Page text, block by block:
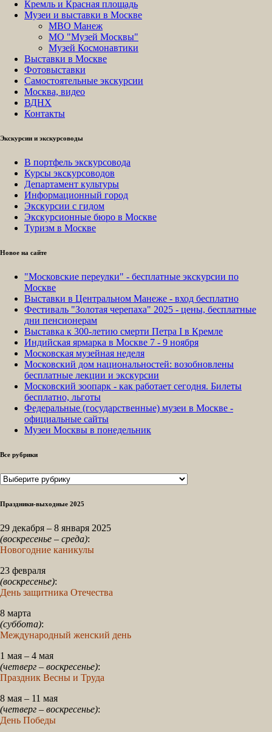
Кремль и Красная площадь
Музеи и выставки в Москве
МВО Манеж
МО "Музей Москвы"
Музей Космонавтики
Выставки в Москве
Фотовыставки
Самостоятельные экскурсии
Москва, видео
ВДНХ
Контакты
Экскурсии и экскурсоводы
В портфель экскурсовода
Курсы экскурсоводов
Департамент культуры
Информационный город
Экскурсии с гидом
Экскурсионные бюро в Москве
Туризм в Москве
Новое на сайте
"Московские переулки" - бесплатные экскурсии по
Москве
Выставки в Центральном Манеже - вход бесплатно
Фестиваль "Золотая черепаха" 2025 - цены, бесплатные
дни пенсионерам
Выставка к 300-летию смерти Петра I в Кремле
Индийская ярмарка в Москве 7 - 9 ноября
Московская музейная неделя
Московский дом национальностей: возобновлены
бесплатные лекции и экскурсии
Московский зоопарк - как работает сегодня. Билеты
бесплатно, льготы
Федеральные (государственные) музеи в Москве -
официальные сайты
Музеи Москвы в понедельник
Все рубрики
Все
Праздники-выходные 2025
29 декабря – 8 января 2025
(воскресенье – среда):
Новогодние каникулы
23 февраля
(воскресенье):
День защитника Отечества
8 марта
(суббота):
Международный женский день
1 мая – 4 мая
(четверг – воскресенье):
Праздник Весны и Труда
8 мая – 11 мая
(четверг – воскресенье):
День Победы